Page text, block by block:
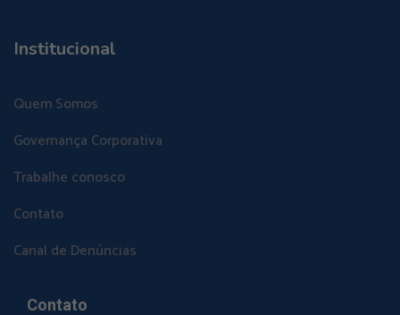
Institucional
Quem Somos
Governança Corporativa
Trabalhe conosco
Contato
Canal de Denúncias
Contato